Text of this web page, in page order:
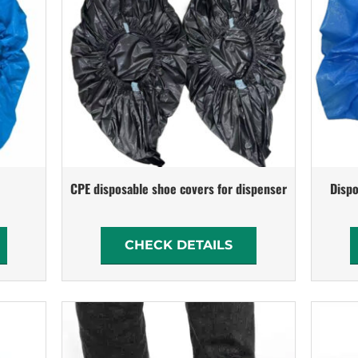
CPE disposable shoe covers for dispenser
CHECK DETAILS